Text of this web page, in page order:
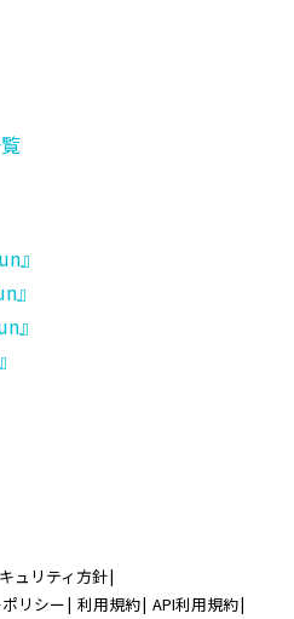
』
』
』
ュリティ方針
リシー 利用規約 API利用規約